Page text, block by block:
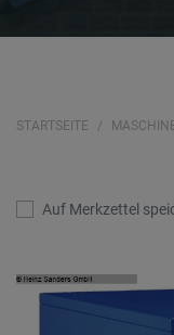
STARTSEITE
Auf Merkzettel